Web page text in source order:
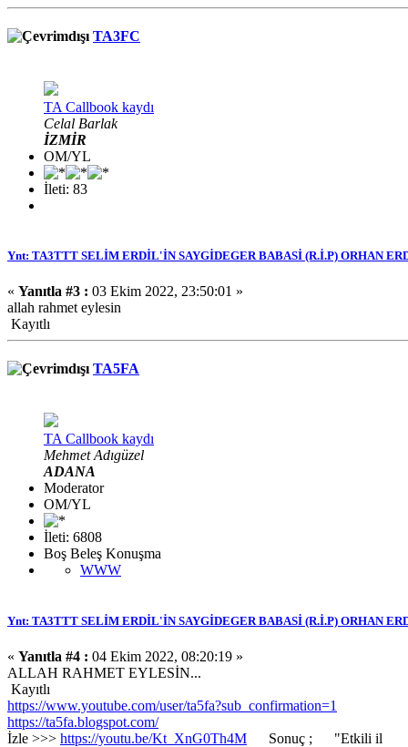
TA3FC
TA Callbook kaydı
Celal Barlak
İZMİR
OM/YL
İleti: 83
Ynt: TA3TTT SELİM ERDİL'İN SAYGİDEGER BABASİ (R.İ.P) ORHAN
« Yanıtla #3 : 03 Ekim 2022, 23:50:01 »
allah rahmet eylesin
Kayıtlı
TA5FA
TA Callbook kaydı
Mehmet Adıgüzel
ADANA
Moderator
OM/YL
İleti: 6808
Boş Beleş Konuşma
WWW
Ynt: TA3TTT SELİM ERDİL'İN SAYGİDEGER BABASİ (R.İ.P) ORHAN
« Yanıtla #4 : 04 Ekim 2022, 08:20:19 »
ALLAH RAHMET EYLESİN...
Kayıtlı
https://www.youtube.com/user/ta5fa?sub_confirmation=1
https://ta5fa.blogspot.com/
İzle >>> https://youtu.be/Kt_XnG0Th4M Sonuç ; "Etkili il